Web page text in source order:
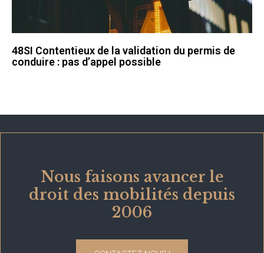
48SI Contentieux de la validation du permis de
conduire : pas d’appel possible
Nous faisons avancer le
droit des mobilités depuis
2006